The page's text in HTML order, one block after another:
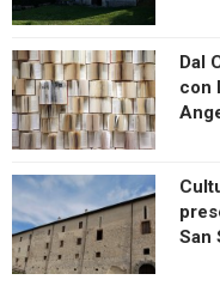
Dal
con
San